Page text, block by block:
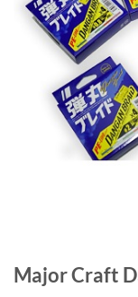
Major Craft